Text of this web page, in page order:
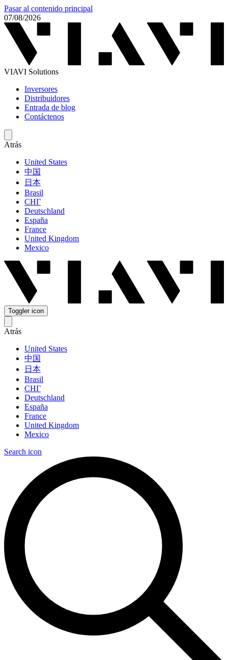
Pasar al contenido principal
07/08/2026
VIAVI Solutions
Inversores
Distribuidores
Entrada de blog
Contáctenos
Atrás
United States
中国
日本
Brasil
СНГ
Deutschland
España
France
United Kingdom
Mexico
Toggler icon
Atrás
United States
中国
日本
Brasil
СНГ
Deutschland
España
France
United Kingdom
Mexico
Search icon